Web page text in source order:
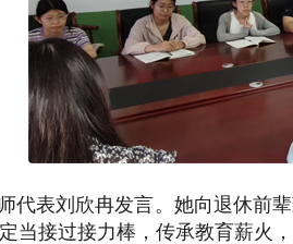
代表刘欣冉发言。她向退休前
当接过接力棒，传承教育薪火